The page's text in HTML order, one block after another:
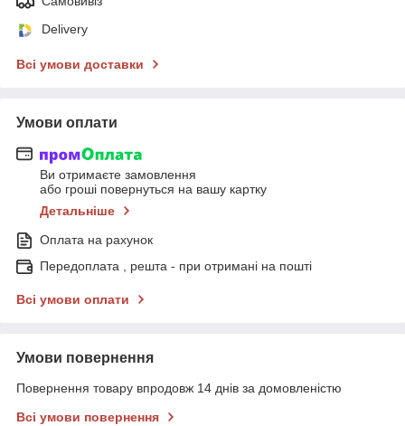
Delivery
Всі умови доставки
Умови оплати
Ви отримаєте замовлення
або гроші повернуться на вашу картку
Детальніше
Оплата на рахунок
Передоплата , решта - при отримані на пошті
Всі умови оплати
Умови повернення
Повернення товару впродовж 14 днів за домовленістю
Всі умови повернення